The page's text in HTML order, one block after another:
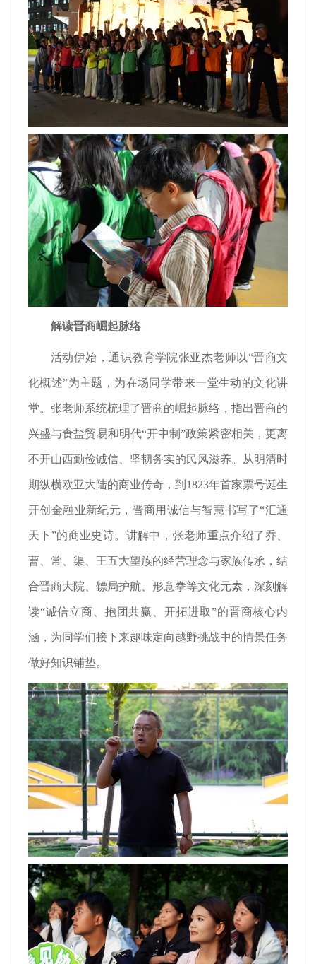
解读晋商崛起脉络
活动伊始，通识教育学院张亚杰老师以“晋商文
化概述”为主题，为在场同学带来一堂生动的文化讲
堂。张老师系统梳理了晋商的崛起脉络，指出晋商的
兴盛与食盐贸易和明代“开中制”政策紧密相关，更离
不开山西勤俭诚信、坚韧务实的民风滋养。从明清时
期纵横欧亚大陆的商业传奇，到1823年首家票号诞生
开创金融业新纪元，晋商用诚信与智慧书写了“汇通
天下”的商业史诗。讲解中，张老师重点介绍了乔、
曹、常、渠、王五大望族的经营理念与家族传承，结
合晋商大院、镖局护航、形意拳等文化元素，深刻解
读“诚信立商、抱团共赢、开拓进取”的晋商核心内
涵，为同学们接下来趣味定向越野挑战中的情景任务
做好知识铺垫。